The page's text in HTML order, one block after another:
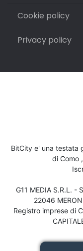
Cookie policy
Privacy policy
BitCity e' una testata
di Como
G11 MEDIA S.R.L. -
22046
Registro imprese di